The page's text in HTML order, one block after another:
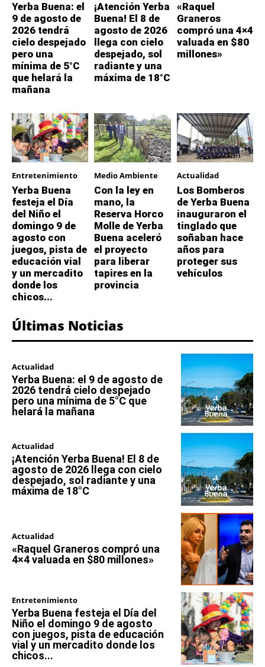
Yerba Buena: el
9 de agosto de
2026 tendrá
cielo despejado
pero una
mínima de 5°C
que helará la
mañana
¡Atención Yerba
Buena! El 8 de
agosto de 2026
llega con cielo
despejado, sol
radiante y una
máxima de 18°C
«Raquel
Graneros
compró una 4×4
valuada en $80
millones»
Entretenimiento
Yerba Buena
festeja el Día
del Niño el
domingo 9 de
agosto con
juegos, pista de
educación vial
y un mercadito
donde los
chicos...
Medio Ambiente
Con la ley en
mano, la
Reserva Horco
Molle de Yerba
Buena aceleró
el proyecto
para liberar
tapires en la
provincia
Actualidad
Los Bomberos
de Yerba Buena
inauguraron el
tinglado que
soñaban hace
años para
proteger sus
vehículos
Últimas Noticias
Actualidad
Yerba Buena: el 9 de agosto de
2026 tendrá cielo despejado
pero una mínima de 5°C que
helará la mañana
Actualidad
¡Atención Yerba Buena! El 8 de
agosto de 2026 llega con cielo
despejado, sol radiante y una
máxima de 18°C
Actualidad
«Raquel Graneros compró una
4×4 valuada en $80 millones»
Entretenimiento
Yerba Buena festeja el Día del
Niño el domingo 9 de agosto
con juegos, pista de educación
vial y un mercadito donde los
chicos...